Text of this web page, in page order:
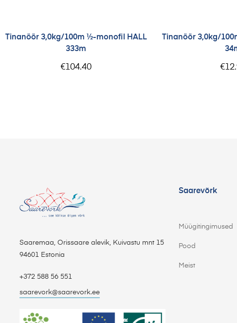
Tinanöör 3,0kg/100m ½-monofil HALL
333m
€104.40
Tinanöör 3,0kg/
€
Saaremaa, Orissaare alevik, Kuivastu mnt 15
94601 Estonia
+372 588 56 551
saarevork@saarevork.ee
Saarevõrk
Müügitingimused
Pood
Meist